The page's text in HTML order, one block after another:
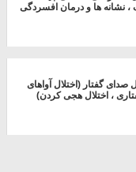
، نشانه ها و درمان افسردگی
صدای گفتار (اختلال آواهای
، اختلال هجی کردن)